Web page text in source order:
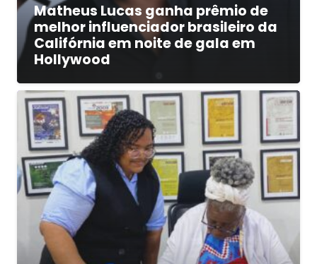
Matheus Lucas ganha prêmio de
melhor influenciador brasileiro da
Califórnia em noite de gala em
Hollywood